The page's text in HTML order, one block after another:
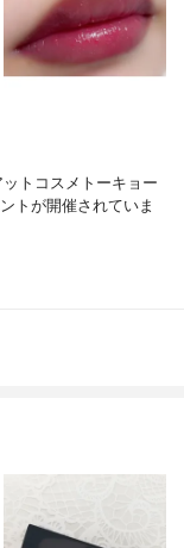
トコスメトーキョー
トが開催されていま